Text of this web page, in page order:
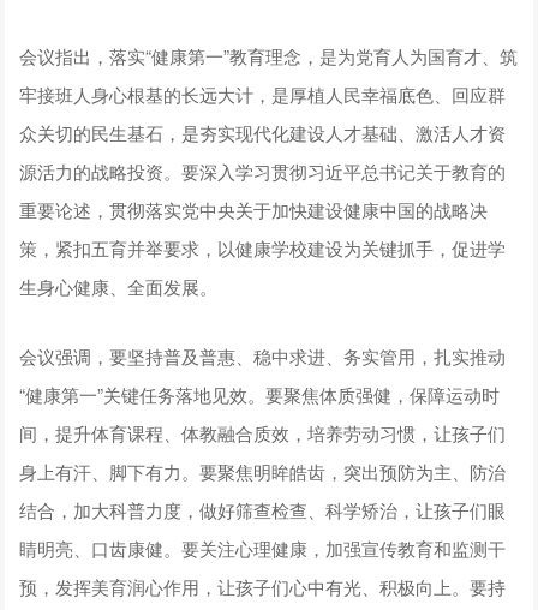
会议指出，落实“健康第一”教育理念，是为党育人为国育才、筑
牢接班人身心根基的长远大计，是厚植人民幸福底色、回应群
众关切的民生基石，是夯实现代化建设人才基础、激活人才资
源活力的战略投资。要深入学习贯彻习近平总书记关于教育的
重要论述，贯彻落实党中央关于加快建设健康中国的战略决
策，紧扣五育并举要求，以健康学校建设为关键抓手，促进学
生身心健康、全面发展。
会议强调，要坚持普及普惠、稳中求进、务实管用，扎实推动
“健康第一”关键任务落地见效。要聚焦体质强健，保障运动时
间，提升体育课程、体教融合质效，培养劳动习惯，让孩子们
身上有汗、脚下有力。要聚焦明眸皓齿，突出预防为主、防治
结合，加大科普力度，做好筛查检查、科学矫治，让孩子们眼
睛明亮、口齿康健。要关注心理健康，加强宣传教育和监测干
预，发挥美育润心作用，让孩子们心中有光、积极向上。要持